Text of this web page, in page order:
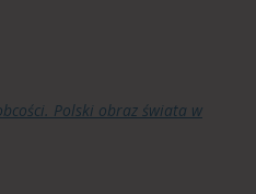
Polski obraz świata w